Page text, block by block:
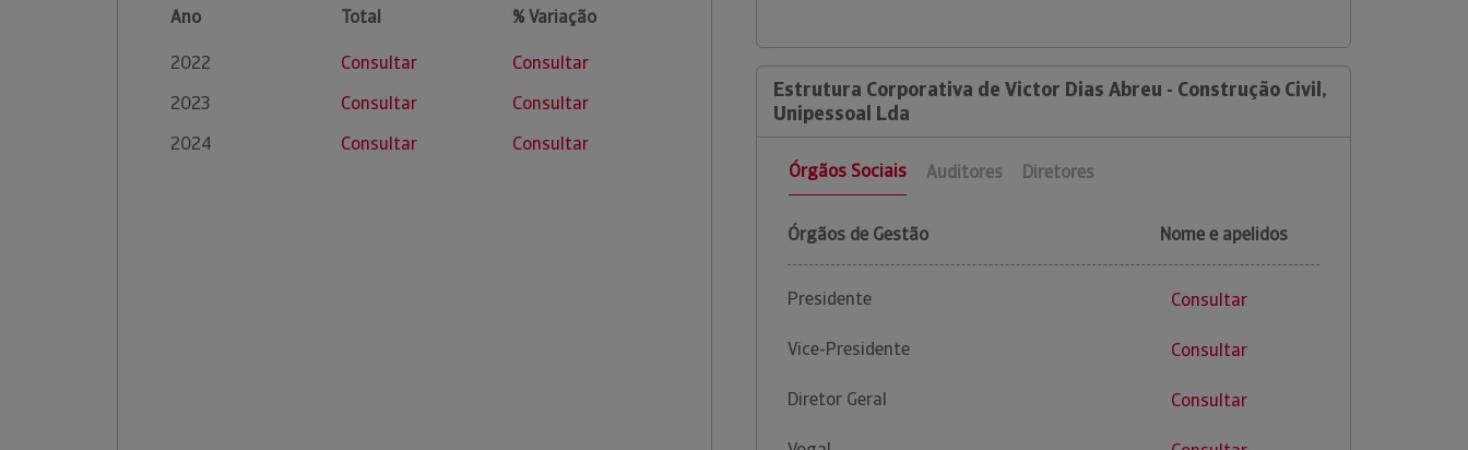
Ano Total
% Variação
2022
Consultar
Consultar
2023
Consultar
Consultar
2024
Consultar Consultar
Estrutura Corporativa de Victor Dias Abreu - Construção Civil,
Unipessoal Lda
Órgãos Sociais Auditores Diretores
Órgãos de Gestão Nome e apelidos
Presidente Consultar
Vice-Presidente Consultar
Diretor Geral Consultar